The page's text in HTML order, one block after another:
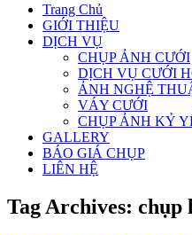
Trang Chủ
GIỚI THIỆU
DỊCH VỤ
CHỤP ẢNH CƯỚI
DỊCH VỤ CƯỚI
ẢNH NGHỆ
VÁY CƯỚI
CHỤP ẢNH KỶ
GALLERY
BÁO GIÁ CHỤP
LIÊN HỆ
Tag Archives: chụp